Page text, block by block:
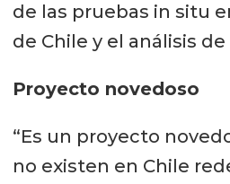
de las pruebas in situ
de Chile y el análisis
Proyecto novedoso
“Es un proyecto
no existen en Chile